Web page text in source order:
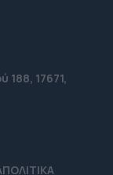
17671,